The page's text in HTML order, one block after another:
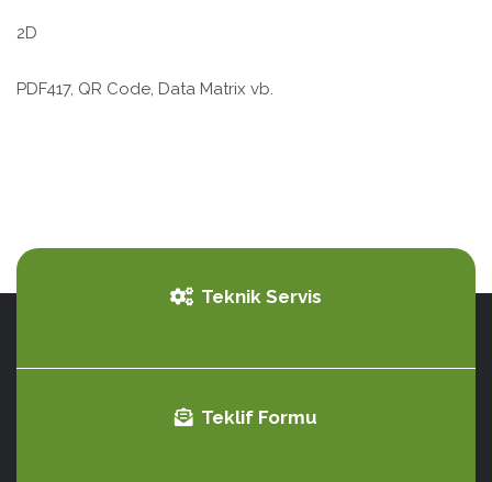
2D
PDF417, QR Code, Data Matrix vb.
Teknik Servis
Teklif Formu